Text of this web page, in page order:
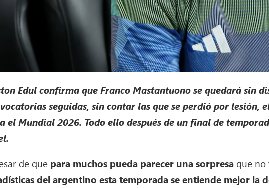
Edul confirma que Franco Mastantuono se quedará sin
seguidas, sin contar las que se perdió por
el Mundial 2026. Todo ello después de un final de
de que para muchos pueda parecer una sorpresa que
del argentino esta temporada se entiende mejor la